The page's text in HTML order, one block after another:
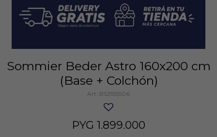
Sommier Beder Astro 160x200 cm
(Base + Colchón)
BS3555506
PYG 1.899.000